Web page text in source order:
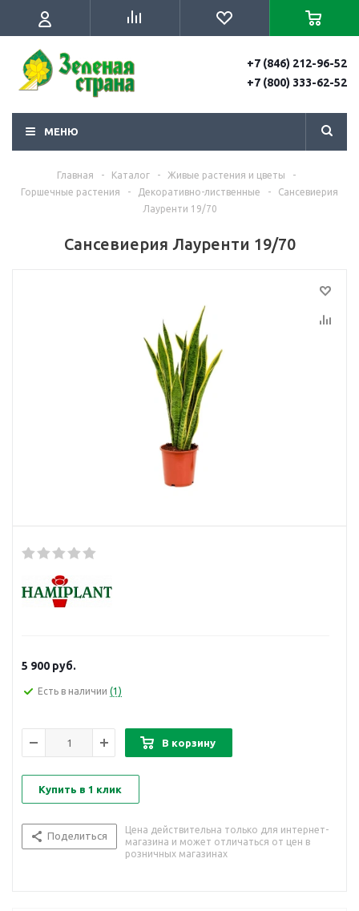
+7 (846) 212-96-52
+7 (800) 333-62-52
МЕНЮ
Главная - Каталог - Живые растения и цветы
-
Горшечные растения
- Декоративно-лиственные -
Сансевиерия
Лауренти 19/70
Сансевиерия Лауренти 19/70
5 900 руб.
Есть в наличии (1)
В корзину
Купить в 1 клик
Поделиться
Цена действительна только для интернет-
магазина и может отличаться от цен в
розничных магазинах